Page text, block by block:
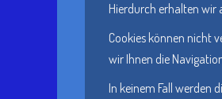
Hierdurch erhalten wir
Cookies können nicht
wir Ihnen die
In keinem Fall werden